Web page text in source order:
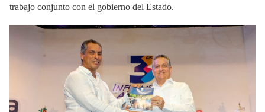
trabajo conjunto con el gobierno del Estado.